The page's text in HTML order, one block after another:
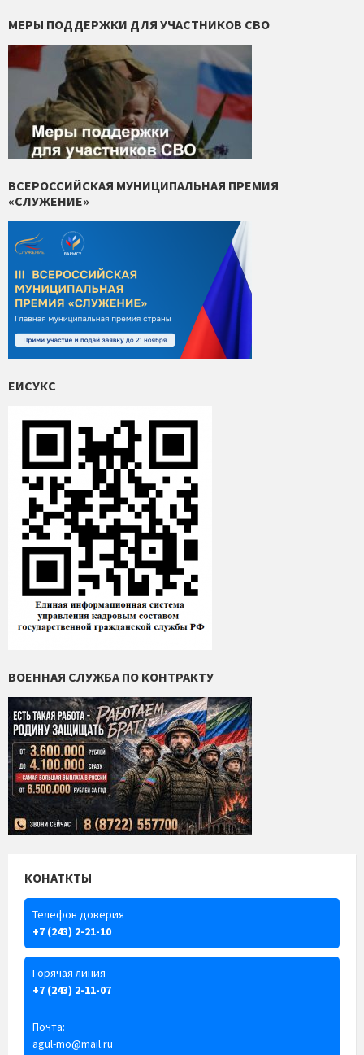
МЕРЫ ПОДДЕРЖКИ ДЛЯ УЧАСТНИКОВ СВО
ВСЕРОССИЙСКАЯ МУНИЦИПАЛЬНАЯ ПРЕМИЯ
«СЛУЖЕНИЕ»
ЕИСУКС
ВОЕННАЯ СЛУЖБА ПО КОНТРАКТУ
КОНАТКТЫ
Телефон доверия
+7 (243) 2-21-10
Горячая линия
+7 (243) 2-11-07
Почта:
agul-mo@mail.ru